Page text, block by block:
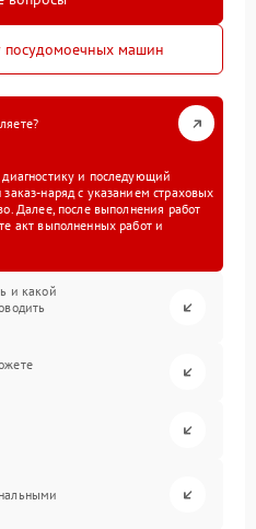
посудомоечных машин
и последующий
наряд с указанием страховых
Далее, после выполнения работ
акт выполненных работ и
и какой